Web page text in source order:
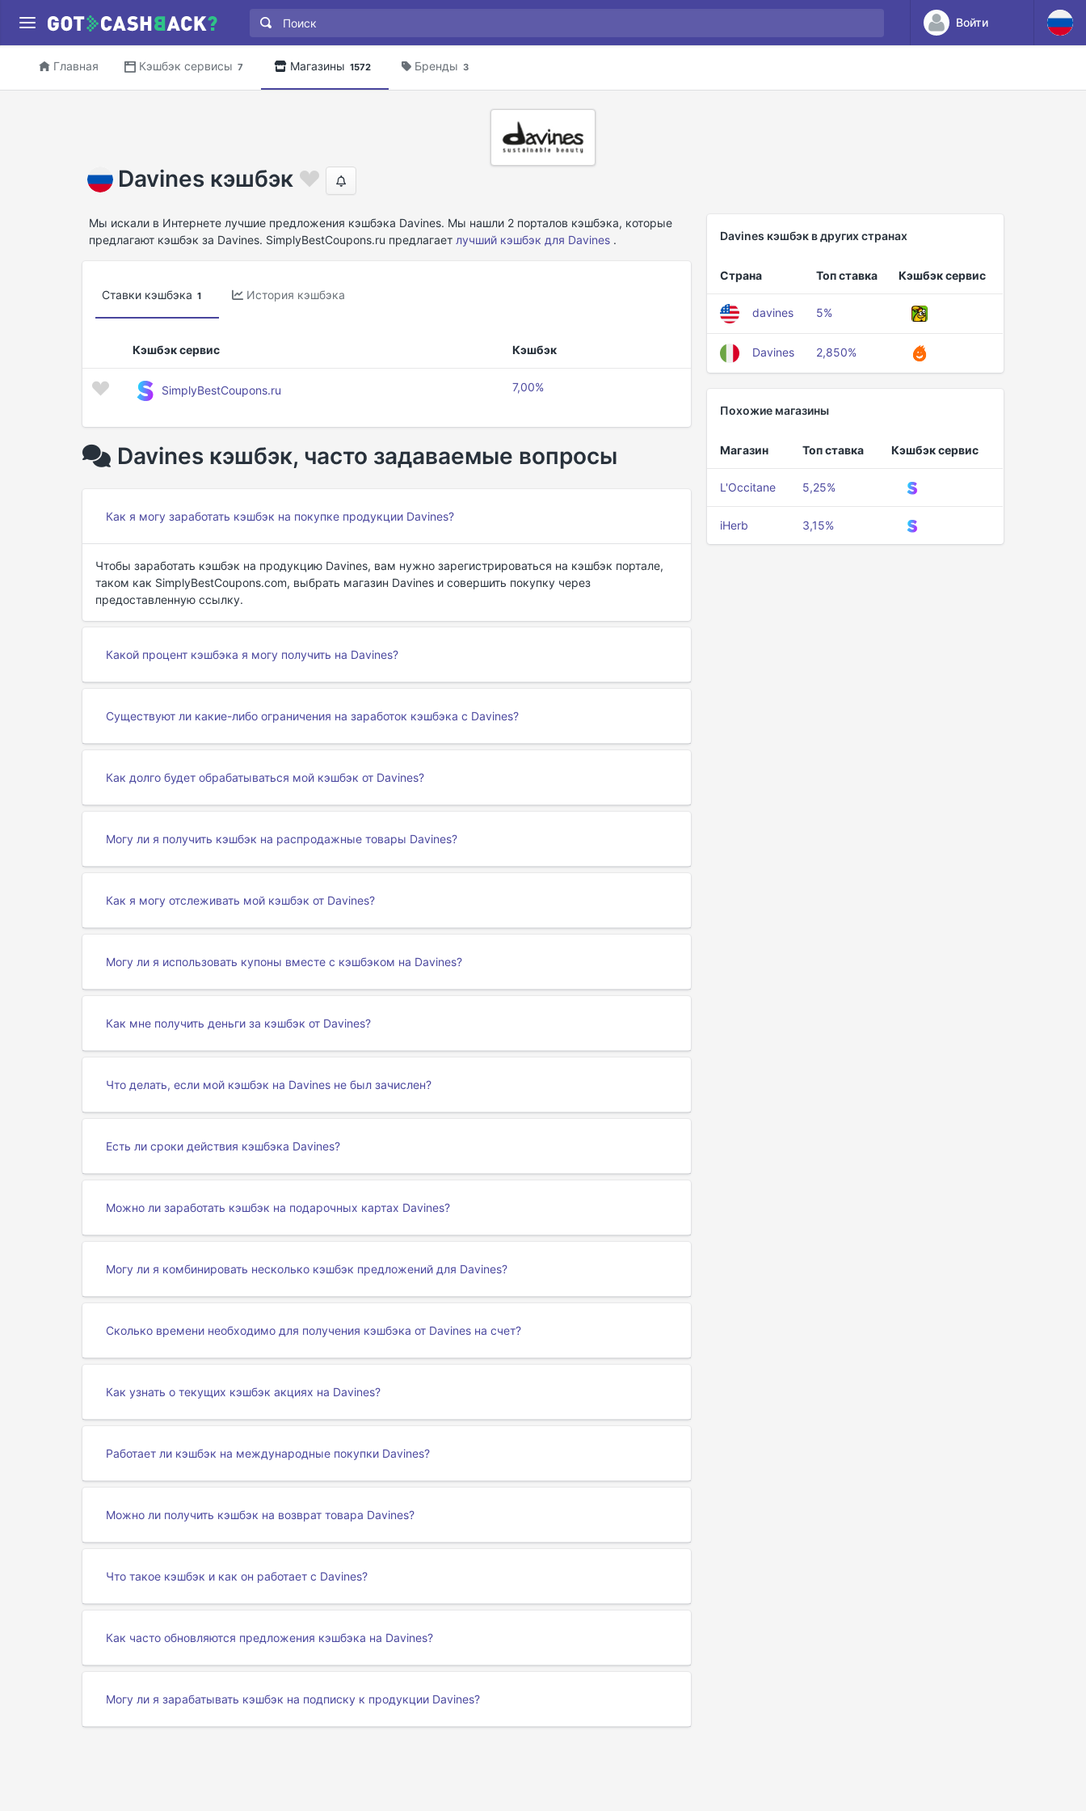
Войти
Главная Кэшбэк сервисы 7 Магазины 1572 Бренды 3
Davines кэшбэк
Мы искали в Интернете лучшие предложения кэшбэка Davines. Мы нашли 2 порталов кэшбэка, которые
предлагают кэшбэк за Davines. SimplyBestCoupons.ru предлагает лучший кэшбэк для Davines .
Ставки кэшбэка 1 История кэшбэка
Кэшбэк сервис Кэшбэк
SimplyBestCoupons.ru 7,00%
Davines кэшбэк, часто задаваемые вопросы
Как я могу заработать кэшбэк на покупке продукции Davines?
Чтобы заработать кэшбэк на продукцию Davines, вам нужно зарегистрироваться на кэшбэк портале,
таком как SimplyBestCoupons.com, выбрать магазин Davines и совершить покупку через
предоставленную ссылку.
Какой процент кэшбэка я могу получить на Davines?
Существуют ли какие-либо ограничения на заработок кэшбэка с Davines?
Как долго будет обрабатываться мой кэшбэк от Davines?
Могу ли я получить кэшбэк на распродажные товары Davines?
Как я могу отслеживать мой кэшбэк от Davines?
Могу ли я использовать купоны вместе с кэшбэком на Davines?
Как мне получить деньги за кэшбэк от Davines?
Что делать, если мой кэшбэк на Davines не был зачислен?
Есть ли сроки действия кэшбэка Davines?
Можно ли заработать кэшбэк на подарочных картах Davines?
Могу ли я комбинировать несколько кэшбэк предложений для Davines?
Сколько времени необходимо для получения кэшбэка от Davines на счет?
Как узнать о текущих кэшбэк акциях на Davines?
Работает ли кэшбэк на международные покупки Davines?
Можно ли получить кэшбэк на возврат товара Davines?
Что такое кэшбэк и как он работает с Davines?
Как часто обновляются предложения кэшбэка на Davines?
Могу ли я зарабатывать кэшбэк на подписку к продукции Davines?
Davines кэшбэк в других странах
Страна Топ ставка Кэшбэк сервис
davines 5%
Davines 2,850%
Похожие магазины
Магазин Топ ставка Кэшбэк сервис
L'Occitane 5,25%
iHerb 3,15%